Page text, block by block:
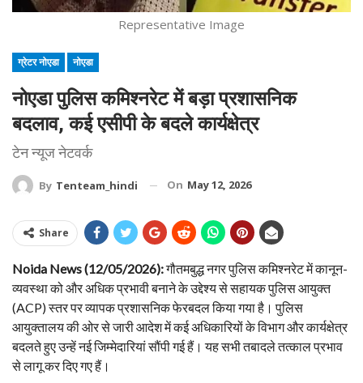
Representative Image
ग्रेटर नोएडा नोएडा
नोएडा पुलिस कमिश्नरेट में बड़ा प्रशासनिक
बदलाव, कई एसीपी के बदले कार्यक्षेत्र
टेन न्यूज नेटवर्क
By Tenteam_hindi On May 12, 2026
Share
Noida News (12/05/2026):गौतमबुद्ध नगर पुलिस कमिश्नरेट में कानून-
व्यवस्था को और अधिक प्रभावी बनाने के उद्देश्य से सहायक पुलिस आयुक्त
(ACP) स्तर पर व्यापक प्रशासनिक फेरबदल किया गया है। पुलिस
आयुक्तालय की ओर से जारी आदेश में कई अधिकारियों के विभाग और कार्यक्षेत्र
बदलते हुए उन्हें नई जिम्मेदारियां सौंपी गई हैं। यह सभी तबादले तत्काल प्रभाव
से लागू कर दिए गए हैं।